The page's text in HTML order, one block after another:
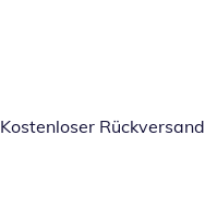
Kostenloser Rückversand